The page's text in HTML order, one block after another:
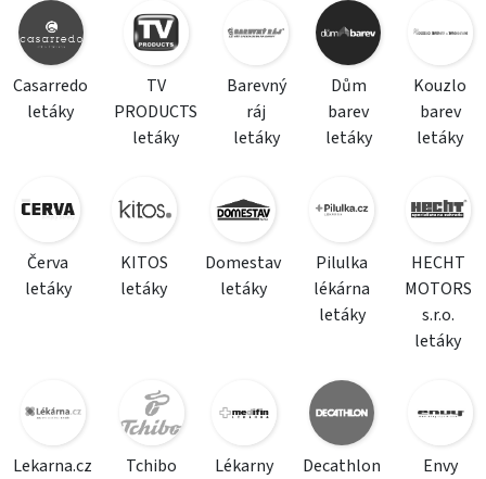
Casarredo
letáky
TV
PRODUCTS
letáky
Barevný
ráj
letáky
Dům
barev
letáky
Kouzlo
barev
letáky
Červa
letáky
KITOS
letáky
Domestav
letáky
Pilulka
lékárna
letáky
HECHT
MOTORS
s.r.o.
letáky
Lekarna.cz
Tchibo
Lékarny
Decathlon
Envy